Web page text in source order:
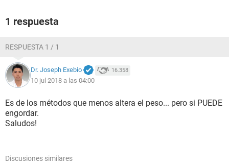
1 respuesta
RESPUESTA 1 / 1
Dr. Joseph Exebio 16.358
10 jul 2018 a las 04:00
Es de los métodos que menos altera el peso... pero si PUEDE
engordar.
Saludos!
Discusiones similares